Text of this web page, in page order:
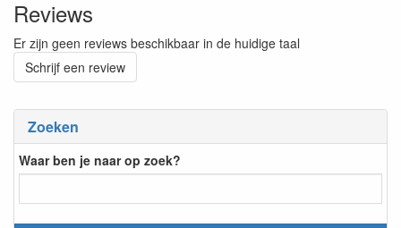
Zoeken
Waar ben je naar op zoek?
Reviews
Er zijn geen reviews beschikbaar in de huidige taal
Schrijf een review